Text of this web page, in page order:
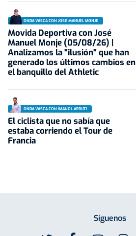
ONDA VASCA CON JOSÉ MANUEL MONJE
Movida Deportiva con José
Manuel Monje (05/08/26) |
Analizamos la "ilusión" que han
generado los últimos cambios en
el banquillo del Athletic
ONDA VASCA CON IMANOL ARRUTI
El ciclista que no sabía que
estaba corriendo el Tour de
Francia
Síguenos